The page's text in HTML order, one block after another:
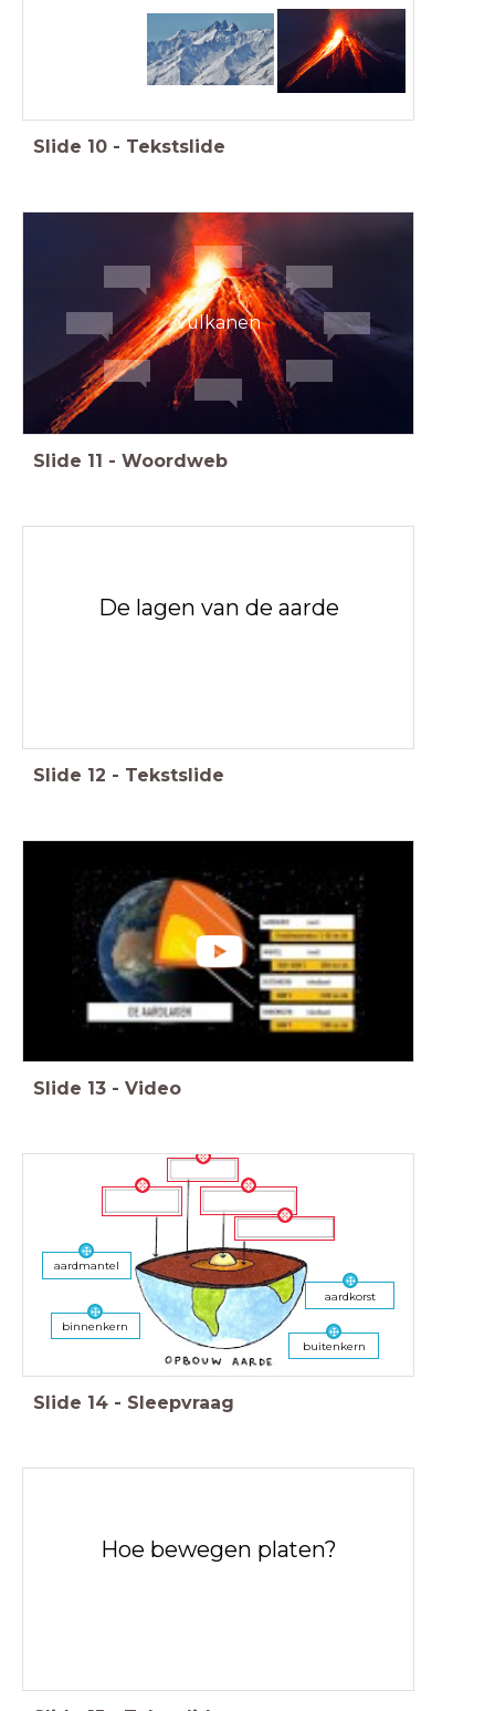
Slide 10 - Tekstslide
vulkanen
Slide 11 - Woordweb
De lagen van de aarde
Slide 12 - Tekstslide
Slide 13 - Video
aardmantel
binnenkern
aardkorst
buitenkern
Slide 14 - Sleepvraag
Hoe bewegen platen?